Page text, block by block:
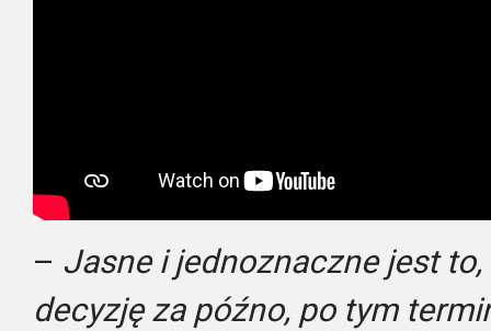
– Jasne i jednoznaczne jest to,
decyzję za późno, po tym